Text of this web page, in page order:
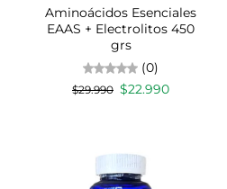
Aminoácidos Esenciales
EAAS + Electrolitos 450
grs
(0)
$29.990 $22.990